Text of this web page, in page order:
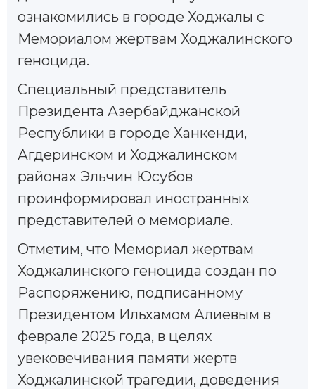
ознакомились в городе Ходжалы с
Мемориалом жертвам Ходжалинского
геноцида.
Специальный представитель
Президента Азербайджанской
Республики в городе Ханкенди,
Агдеринском и Ходжалинском
районах Эльчин Юсубов
проинформировал иностранных
представителей о мемориале.
Отметим, что Мемориал жертвам
Ходжалинского геноцида создан по
Распоряжению, подписанному
Президентом Ильхамом Алиевым в
феврале 2025 года, в целях
увековечивания памяти жертв
Ходжалинской трагедии, доведения